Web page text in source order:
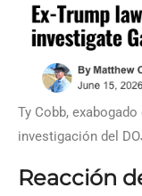
Ty Cobb,
investigación del
Reacción